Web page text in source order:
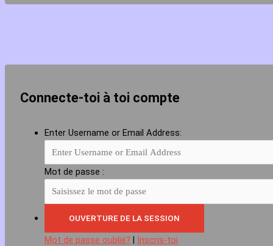
Connecte-toi à toi compte
Enter Username or Email Address:
Mot de passe :
Mot de passe oublié? Inscris-toi